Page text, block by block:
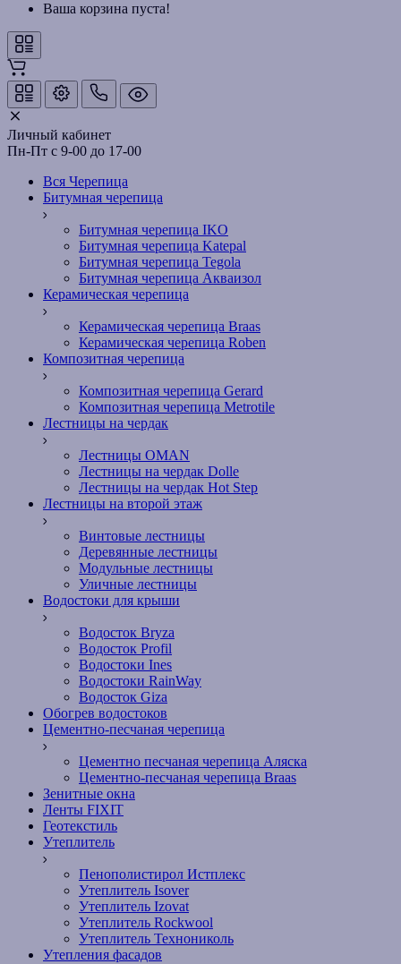
Ваша корзина пуста!
Личный кабинет
Пн-Пт с 9-00 до 17-00
Вся Черепица
Битумная черепица
Битумная черепица IKO
Битумная черепица Katepal
Битумная черепица Tegola
Битумная черепица Акваизол
Керамическая черепица
Керамическая черепица Braas
Керамическая черепица Roben
Композитная черепица
Композитная черепица Gerard
Композитная черепица Metrotile
Лестницы на чердак
Лестницы OMAN
Лестницы на чердак Dolle
Лестницы на чердак Hot Step
Лестницы на второй этаж
Винтовые лестницы
Деревянные лестницы
Модульные лестницы
Уличные лестницы
Водостоки для крыши
Водосток Bryza
Водосток Profil
Водостоки Ines
Водостоки RainWay
Водосток Giza
Обогрев водостоков
Цементно-песчаная черепица
Цементно песчаная черепица Аляска
Цементно-песчаная черепица Braas
Зенитные окна
Ленты FIXIT
Геотекстиль
Утеплитель
Пенополистирол Истплекс
Утеплитель Isover
Утеплитель Izovat
Утеплитель Rockwool
Утеплитель Технониколь
Утепления фасадов